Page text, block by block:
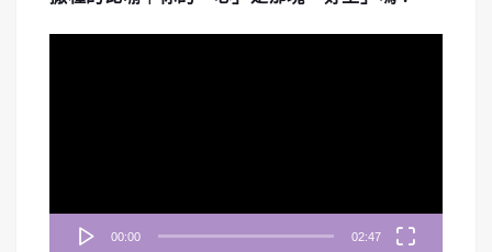
00:00 02:47